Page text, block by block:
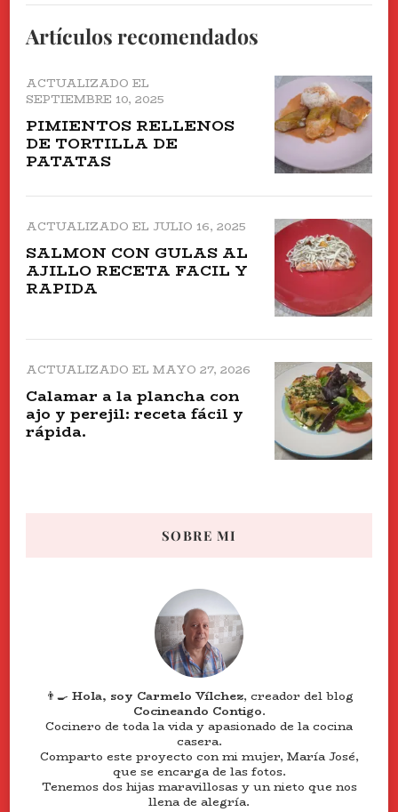
Artículos recomendados
ACTUALIZADO EL
SEPTIEMBRE 10, 2025
PIMIENTOS RELLENOS
DE TORTILLA DE
PATATAS
ACTUALIZADO EL JULIO 16, 2025
SALMON CON GULAS AL
AJILLO RECETA FACIL Y
RAPIDA
ACTUALIZADO EL MAYO 27, 2026
Calamar a la plancha con
ajo y perejil: receta fácil y
rápida.
SOBRE MI
👨‍🍳 Hola, soy Carmelo Vílchez, creador del blog
Cocineando Contigo.
Cocinero de toda la vida y apasionado de la cocina
casera.
Comparto este proyecto con mi mujer, María José,
que se encarga de las fotos.
Tenemos dos hijas maravillosas y un nieto que nos
llena de alegría.